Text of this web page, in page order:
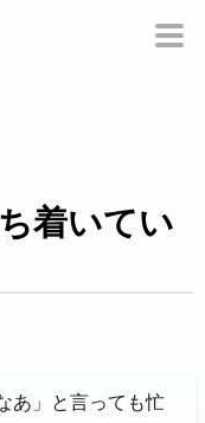
着いてい
あ」と言っても忙